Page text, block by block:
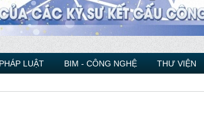
LUẬT BIM - CÔNG NGHỆ THƯ VIỆN